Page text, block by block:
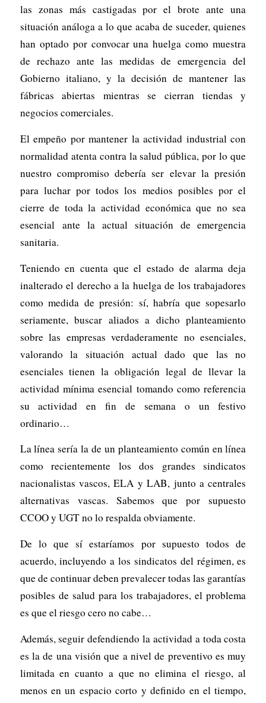
las zonas más castigadas por el brote ante una
situación análoga a lo que acaba de suceder, quienes
han optado por convocar una huelga como muestra
de rechazo ante las medidas de emergencia del
Gobierno italiano, y la decisión de mantener las
fábricas abiertas mientras se cierran tiendas y
negocios comerciales.
El empeño por mantener la actividad industrial con
normalidad atenta contra la salud pública, por lo que
nuestro compromiso debería ser elevar la presión
para luchar por todos los medios posibles por el
cierre de toda la actividad económica que no sea
esencial ante la actual situación de emergencia
sanitaria.
Teniendo en cuenta que el estado de alarma deja
inalterado el derecho a la huelga de los trabajadores
como medida de presión: sí, habría que sopesarlo
seriamente, buscar aliados a dicho planteamiento
sobre las empresas verdaderamente no esenciales,
valorando la situación actual dado que las no
esenciales tienen la obligación legal de llevar la
actividad mínima esencial tomando como referencia
su actividad en fin de semana o un festivo
ordinario…
La línea sería la de un planteamiento común en línea
como recientemente los dos grandes sindicatos
nacionalistas vascos, ELA y LAB, junto a centrales
alternativas vascas. Sabemos que por supuesto
CCOO y UGT no lo respalda obviamente.
De lo que sí estaríamos por supuesto todos de
acuerdo, incluyendo a los sindicatos del régimen, es
que de continuar deben prevalecer todas las garantías
posibles de salud para los trabajadores, el problema
es que el riesgo cero no cabe…
Además, seguir defendiendo la actividad a toda costa
es la de una visión que a nivel de preventivo es muy
limitada en cuanto a que no elimina el riesgo, al
menos en un espacio corto y definido en el tiempo,